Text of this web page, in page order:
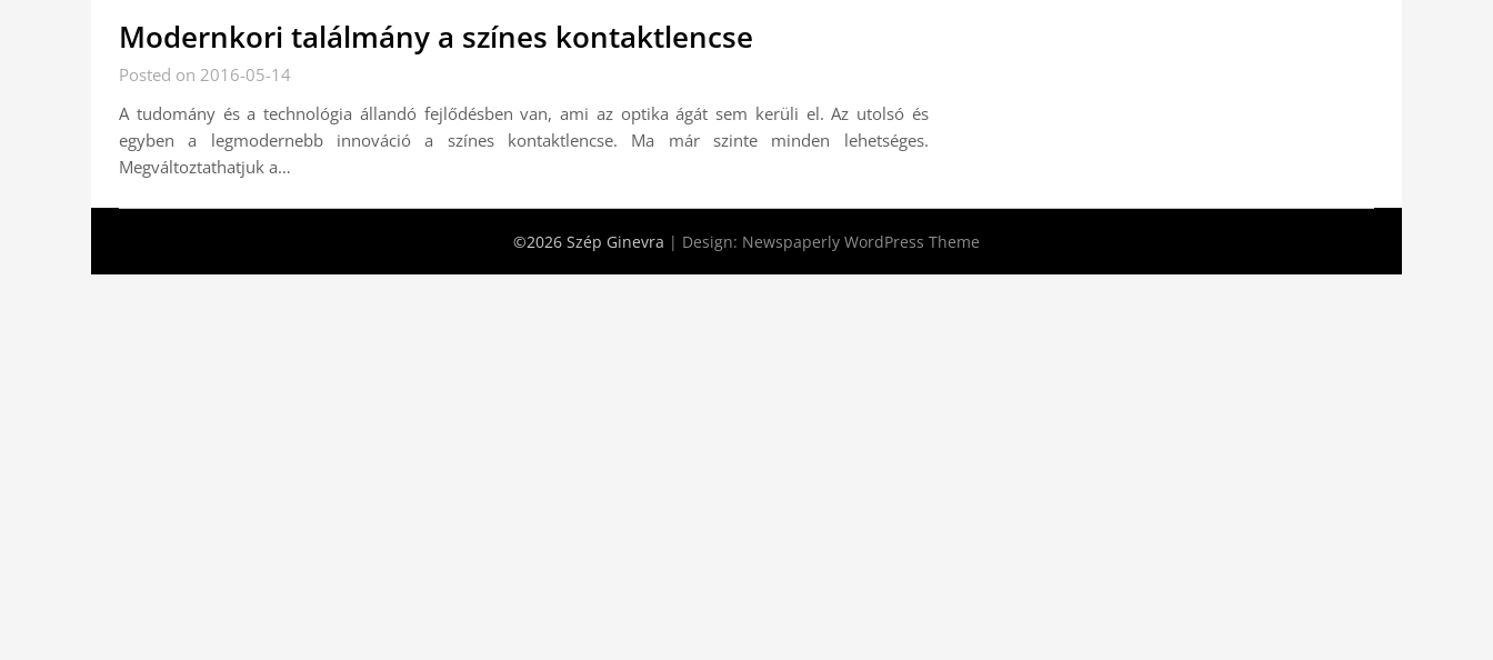
Modernkori találmány a színes kontaktlencse
Posted on 2016-05-14
A tudomány és a technológia állandó fejlődésben van, ami az optika ágát sem kerüli el. Az utolsó és
egyben a legmodernebb innováció a színes kontaktlencse. Ma már szinte minden lehetséges.
Megváltoztathatjuk a…
©2026 Szép Ginevra | Design: Newspaperly WordPress Theme